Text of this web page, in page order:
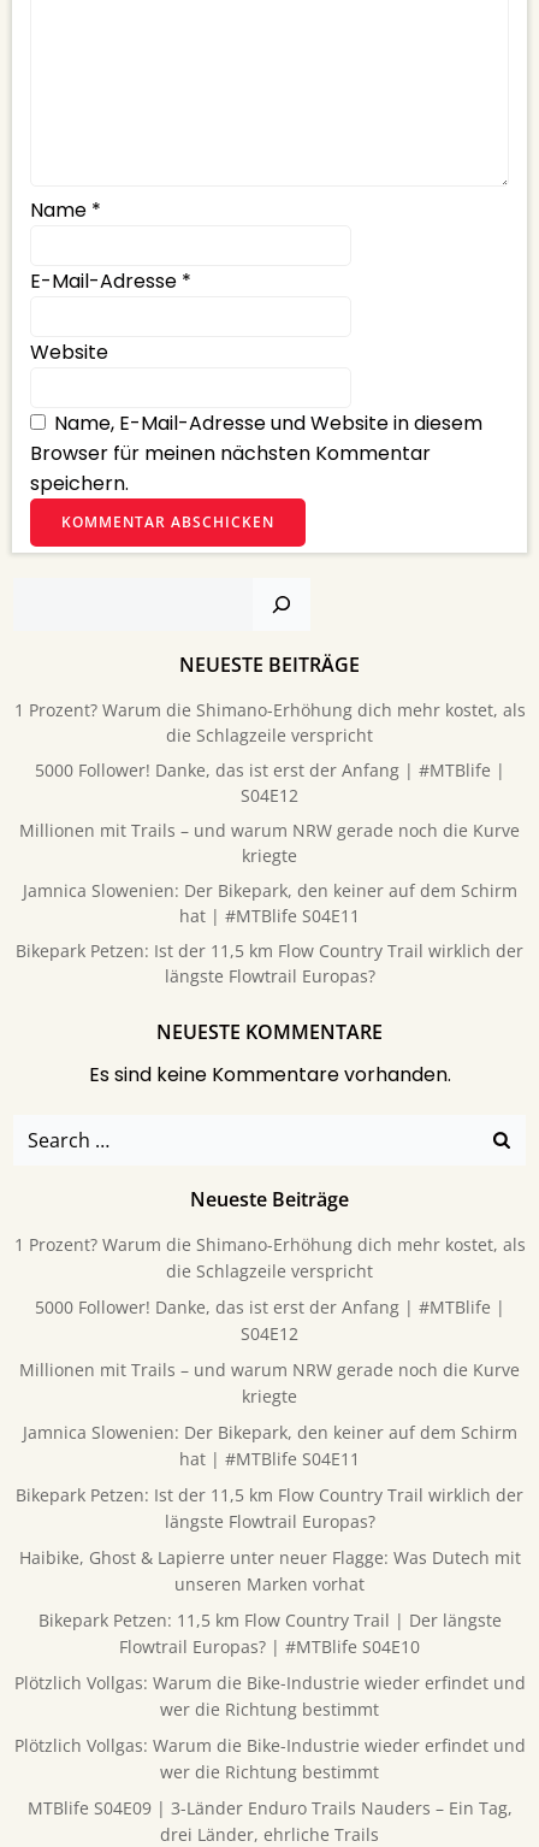
Name *
E-Mail-Adresse *
Website
Name, E-Mail-Adresse und Website in diesem
Browser für meinen nächsten Kommentar
speichern.
Suchen
NEUESTE BEITRÄGE
1 Prozent? Warum die Shimano-Erhöhung dich mehr kostet, als
die Schlagzeile verspricht
5000 Follower! Danke, das ist erst der Anfang | #MTBlife |
S04E12
Millionen mit Trails – und warum NRW gerade noch die Kurve
kriegte
Jamnica Slowenien: Der Bikepark, den keiner auf dem Schirm
hat | #MTBlife S04E11
Bikepark Petzen: Ist der 11,5 km Flow Country Trail wirklich der
längste Flowtrail Europas?
NEUESTE KOMMENTARE
Es sind keine Kommentare vorhanden.
Search
Neueste Beiträge
1 Prozent? Warum die Shimano-Erhöhung dich mehr kostet, als
die Schlagzeile verspricht
5000 Follower! Danke, das ist erst der Anfang | #MTBlife |
S04E12
Millionen mit Trails – und warum NRW gerade noch die Kurve
kriegte
Jamnica Slowenien: Der Bikepark, den keiner auf dem Schirm
hat | #MTBlife S04E11
Bikepark Petzen: Ist der 11,5 km Flow Country Trail wirklich der
längste Flowtrail Europas?
Haibike, Ghost & Lapierre unter neuer Flagge: Was Dutech mit
unseren Marken vorhat
Bikepark Petzen: 11,5 km Flow Country Trail | Der längste
Flowtrail Europas? | #MTBlife S04E10
Plötzlich Vollgas: Warum die Bike-Industrie wieder erfindet und
wer die Richtung bestimmt
Plötzlich Vollgas: Warum die Bike-Industrie wieder erfindet und
wer die Richtung bestimmt
MTBlife S04E09 | 3-Länder Enduro Trails Nauders – Ein Tag,
drei Länder, ehrliche Trails